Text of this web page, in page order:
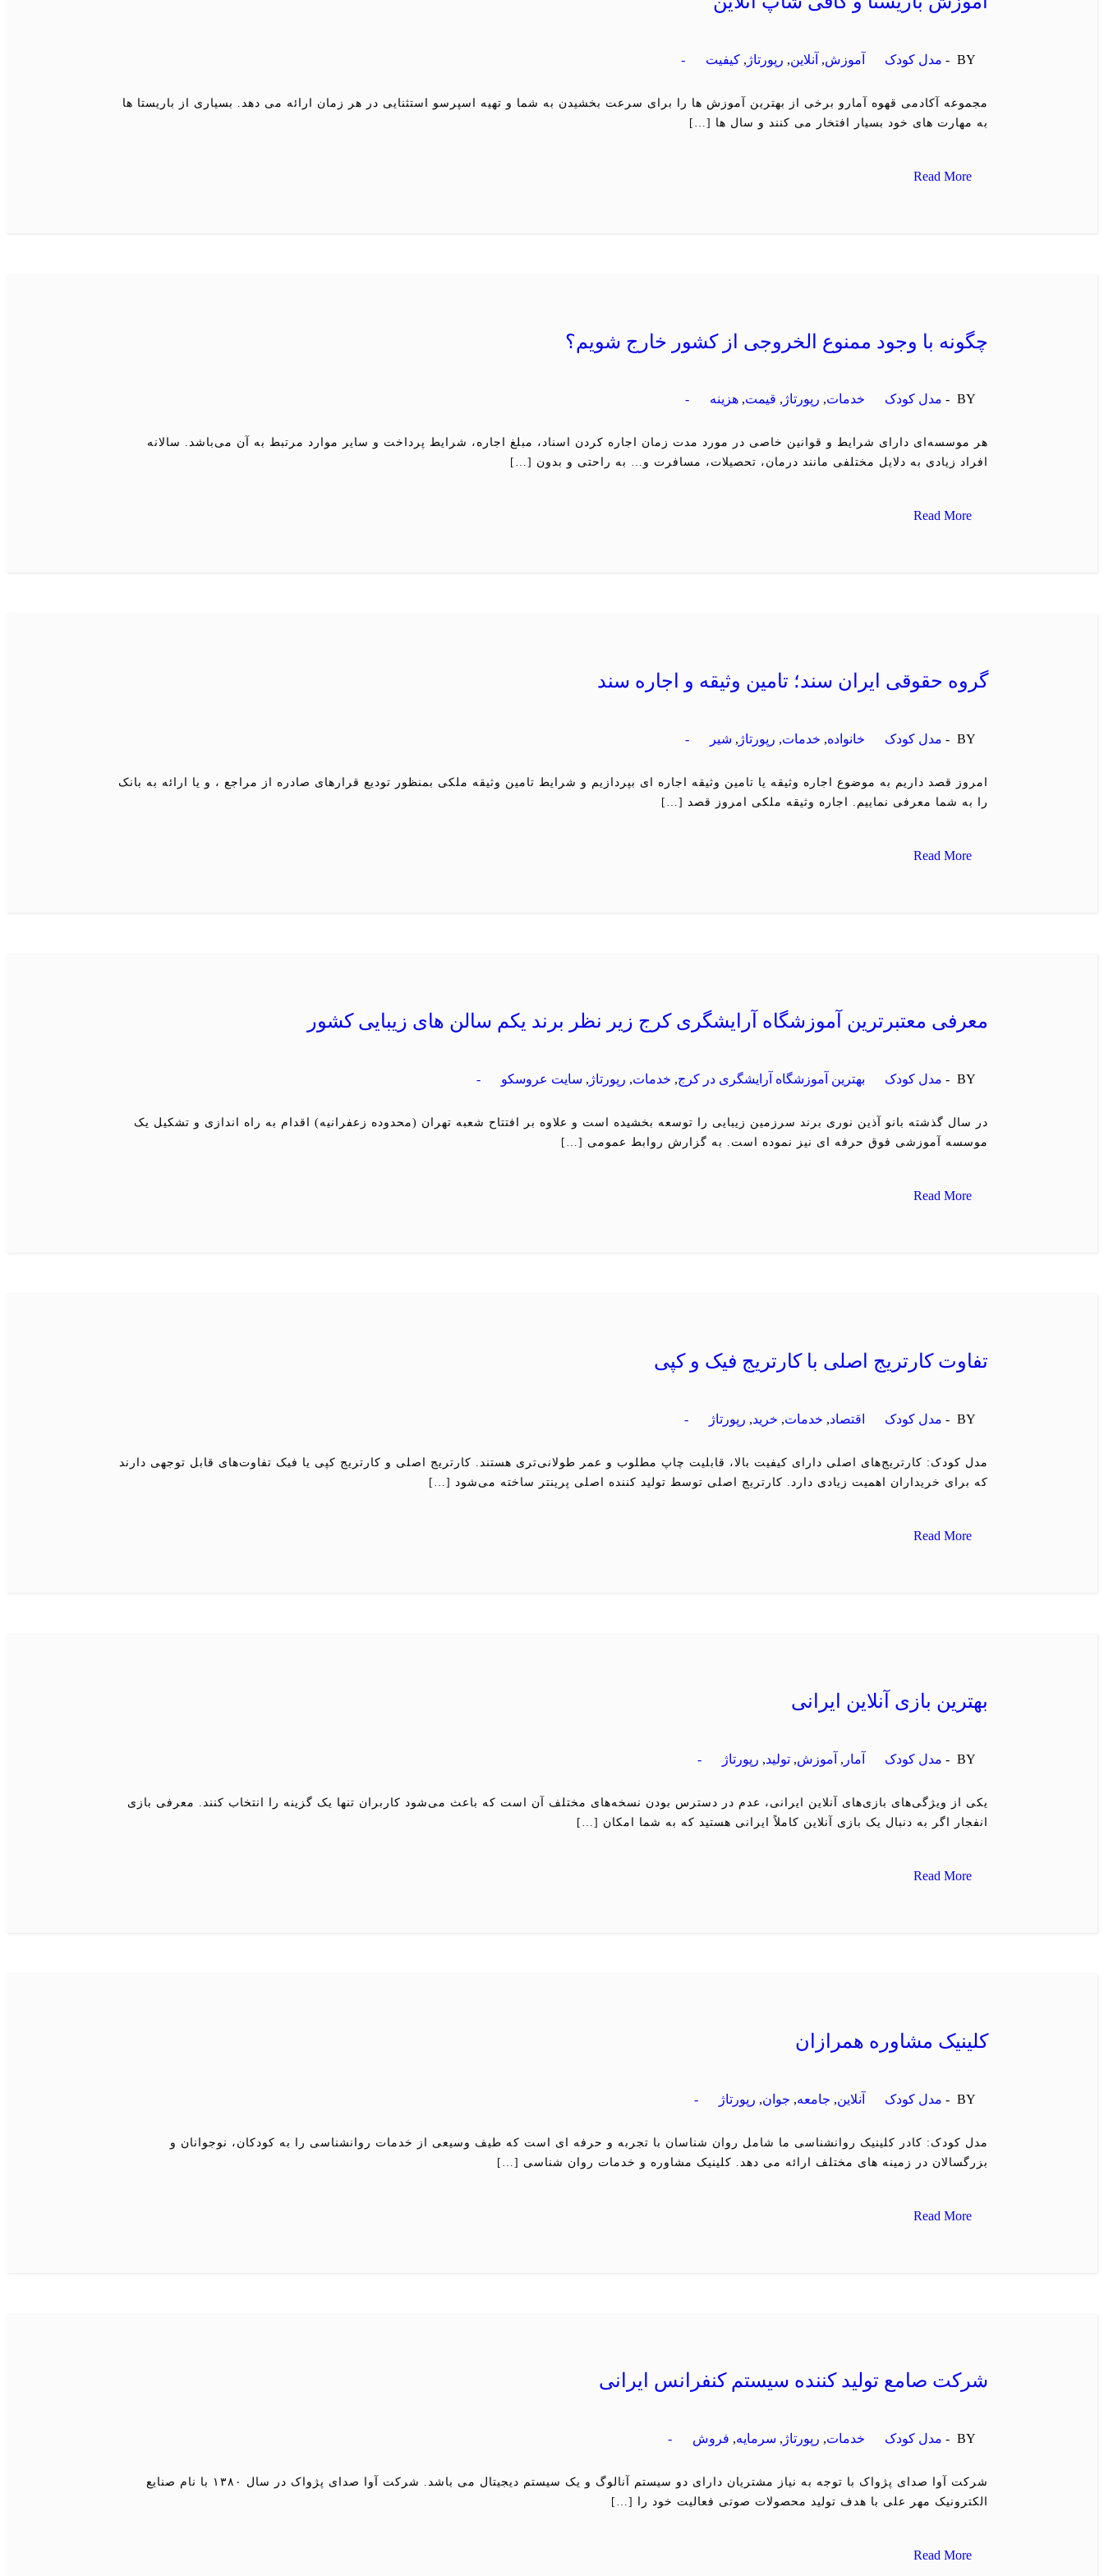
BY - مدل کودک آموزش, آنلاین, رپورتاژ , كیفیت -
مجموعه آکادمی قهوه آمارو برخی از بهترین آموزش ها را برای سرعت بخشیدن به شما و تهیه اسپرسو استثنایی در هر زمان ارائه می دهد. بسیاری از باریستا ها
به مهارت های خود بسیار افتخار می کنند و سال ها […]
Read More
چگونه با وجود ممنوع الخروجی از کشور خارج شویم؟
BY - مدل کودک خدمات, رپورتاژ , قیمت, هزینه -
هر موسسه‌‌ای دارای شرایط و قوانین خاصی در مورد مدت زمان اجاره کردن اسناد، مبلغ اجاره، شرایط پرداخت و سایر موارد مرتبط به آن می‌باشد. سالانه
افراد زیادی به دلایل مختلفی مانند درمان، تحصیلات، مسافرت و… به راحتی و بدون […]
Read More
گروه حقوقی ایران سند؛ تامین وثیقه و اجاره سند
BY - مدل کودک خانواده, خدمات, رپورتاژ , شیر -
امروز قصد داریم به موضوع اجاره وثیقه یا تامین وثیقه اجاره ای بپردازیم و شرایط تامین وثیقه ملکی بمنظور تودیع قرارهای صادره از مراجع ، و یا ارائه به بانک
را به شما معرفی نماییم. اجاره وثیقه ملکی امروز قصد […]
Read More
معرفی معتبرترین آموزشگاه آرایشگری کرج زیر نظر برند یکم سالن های زیبایی کشور
BY - مدل کودک بهترین آموزشگاه آرایشگری در كرج, خدمات, رپورتاژ , سایت عروسكو -
در سال گذشته بانو آذین نوری برند سرزمین زیبایی را توسعه بخشیده است و علاوه بر افتتاح شعبه تهران (محدوده زعفرانیه) اقدام به راه اندازی و تشکیل یک
موسسه آموزشی فوق حرفه ای نیز نموده است. به گزارش روابط عمومی […]
Read More
تفاوت کارتریج اصلی با کارتریج فیک و کپی
BY - مدل کودک اقتصاد, خدمات, خرید, رپورتاژ -
مدل کودک: کارتریج‌های اصلی دارای کیفیت بالا، قابلیت چاپ مطلوب و عمر طولانی‌تری هستند. کارتریج اصلی و کارتریج کپی یا فیک تفاوت‌های قابل توجهی دارند
که برای خریداران اهمیت زیادی دارد. کارتریج اصلی توسط تولید کننده اصلی پرینتر ساخته می‌شود […]
Read More
بهترین بازی آنلاین ایرانی
BY - مدل کودک آمار , آموزش, تولید, رپورتاژ -
یکی از ویژگی‌های بازی‌های آنلاین ایرانی، عدم در دسترس بودن نسخه‌های مختلف آن است که باعث می‌شود کاربران تنها یک گزینه را انتخاب کنند. معرفی بازی
انفجار اگر به دنبال یک بازی آنلاین کاملاً ایرانی هستید که به شما امکان […]
Read More
کلینیک مشاوره همرازان
BY - مدل کودک آنلاین, جامعه, جوان, رپورتاژ -
مدل کودک: کادر کلینیک روانشناسی ما شامل روان شناسان با تجربه و حرفه ای است که طیف وسیعی از خدمات روانشناسی را به کودکان، نوجوانان و
بزرگسالان در زمینه های مختلف ارائه می دهد. کلینیک مشاوره و خدمات روان شناسی […]
Read More
شرکت صامع تولید کننده سیستم کنفرانس ایرانی
BY - مدل کودک خدمات, رپورتاژ , سرمایه, فروش -
شرکت آوا صدای پژواک با توجه به نیاز مشتریان دارای دو سیستم آنالوگ و یک سیستم دیجیتال می باشد. شرکت آوا صدای پژواک در سال ۱۳۸۰ با نام صنایع
الکترونیک مهر علی با هدف تولید محصولات صوتی فعالیت خود را […]
Read More